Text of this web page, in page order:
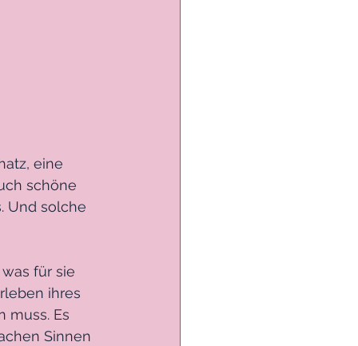
eine
schöne
Und solche
für sie
ihres
muss. Es
Sinnen